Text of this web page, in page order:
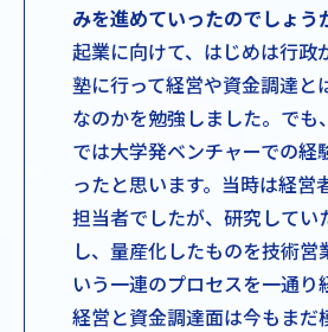
みを進めていったのでしょう
起業に向けて、はじめは行政
塾に行って経営や資金調達と
なのかを勉強しました。でも
では大学発ベンチャーでの経
ったと思います。当時は経営
担当者でしたが、研究してい
し、量産化したものを技術営
いう一連のプロセスを一通り
経営と資金調達面は今もまだ